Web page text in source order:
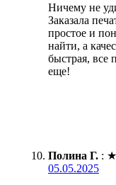
Ничему не
Заказала
простое и
найти, а
быстрая, все
еще!
Полина Г. : ★
05.05.2025